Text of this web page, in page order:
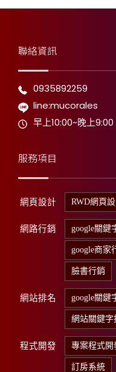
聯絡資訊
0935892259
line:mucorales
早上10:00~晚上9:00
服務項目
網頁設計 RWD網頁
網路行銷 google關鍵
google商家
臉書行銷
網站排名 google關鍵
網站關鍵字
程式開發 專案程式開
訂房系統